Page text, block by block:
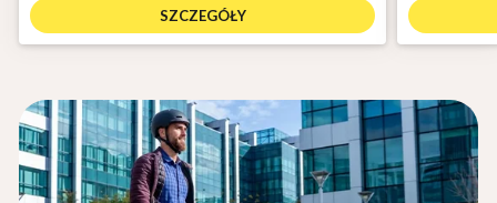
SZCZEGÓŁY